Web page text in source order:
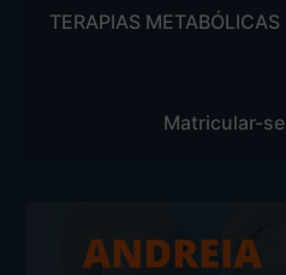
TERAPIAS
Matricular-